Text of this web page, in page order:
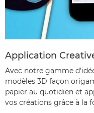
Application
Avec notre gamme
modèles 3D façon
papier au quotidien et
vos créations grâce à la